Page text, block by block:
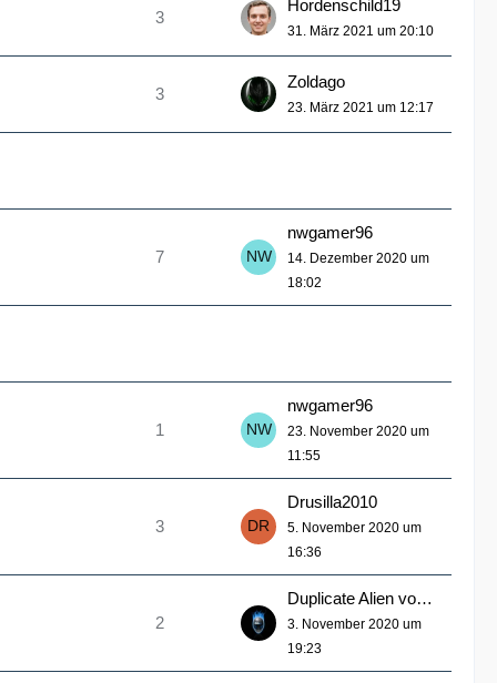
3
Hordenschild19
31. März 2021 um 20:10
3
Zoldago
23. März 2021 um 12:17
7
nwgamer96
14. Dezember 2020 um
18:02
1
nwgamer96
23. November 2020 um
11:55
3
Drusilla2010
5. November 2020 um
16:36
2
Duplicate Alien von Dell
3. November 2020 um
19:23